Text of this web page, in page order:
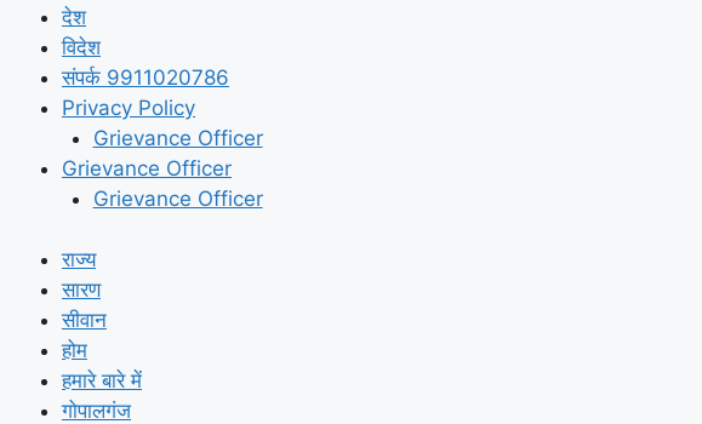
देश
विदेश
संपर्क 9911020786
Privacy Policy
Grievance Officer
Grievance Officer
Grievance Officer
राज्य
सारण
सीवान
होम
हमारे बारे में
गोपालगंज